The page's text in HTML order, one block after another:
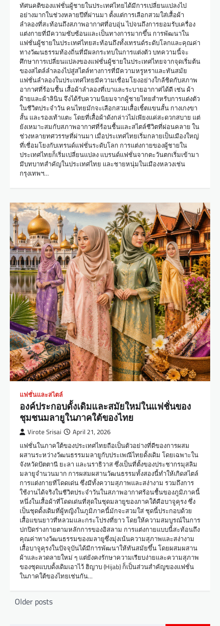
ทัศนคติของแฟชั่นผู้ชายในประเทศไทยได้มีการเปลี่ยนแปลงไป
อย่างมากในช่วงหลายปีที่ผ่านมา ตั้งแต่การเลือกสวมใส่เสื้อผ้า
ลำลองที่สะท้อนถึงสภาพอากาศที่อบอุ่น ไปจนถึงการยอมรับเครื่อง
แต่งกายที่มีความซับซ้อนและเป็นทางการมากขึ้น การพัฒนาใน
แฟชั่นผู้ชายในประเทศไทยสะท้อนถึงทั้งเทรนด์ระดับโลกและคุณค่า
ทางวัฒนธรรมท้องถิ่นที่มีผลกระทบในการแต่งตัว บทความนี้จะ
ศึกษาการเปลี่ยนแปลงของแฟชั่นผู้ชายในประเทศไทยจากจุดเริ่มต้น
ของสไตล์ลำลองไปสู่สไตล์ทางการที่มีความหรูหราและทันสมัย
แฟชั่นลำลองในประเทศไทยมีความเชื่อมโยงอย่างใกล้ชิดกับสภาพ
อากาศที่ร้อนชื้น เสื้อผ้าลำลองที่เบาและระบายอากาศได้ดี เช่น ผ้า
ฝ้ายและผ้าลินิน จึงได้รับความนิยมจากผู้ชายไทยสำหรับการแต่งตัว
ในชีวิตประจำวัน คนไทยมักจะเลือกสวมเสื้อเชิ้ตแขนสั้น กางเกงขา
สั้น และรองเท้าแตะ โดยที่เสื้อผ้าดังกล่าวไม่เพียงแค่สะดวกสบาย แต่
ยังเหมาะสมกับสภาพอากาศที่ร้อนชื้นและสไตล์ชีวิตที่ผ่อนคลาย ใน
ช่วงหลายทศวรรษที่ผ่านมา เมื่อประเทศไทยเริ่มกลายเป็นเมืองใหญ่
ที่เชื่อมโยงกับเทรนด์แฟชั่นระดับโลก การแต่งกายของผู้ชายใน
ประเทศไทยก็เริ่มเปลี่ยนแปลง แบรนด์แฟชั่นจากตะวันตกเริ่มเข้ามา
มีบทบาทสำคัญในประเทศไทย และชายหนุ่มในเมืองหลวงเช่น
กรุงเทพฯ…
แฟชั่นและสไตล์
องค์ประกอบดั้งเดิมและสมัยใหม่ในแฟชั่นของ
ชุมชนมลายูในภาคใต้ของไทย
Virote Srisai April 21, 2026
แฟชั่นในภาคใต้ของประเทศไทยถือเป็นตัวอย่างที่ดีของการผสม
ผสานระหว่างวัฒนธรรมมลายูกับประเพณีไทยดั้งเดิม โดยเฉพาะใน
จังหวัดปัตตานี ยะลา และนราธิวาส ซึ่งเป็นที่ตั้งของประชากรมุสลิม
มลายูจำนวนมาก การผสมผสานวัฒนธรรมทั้งสองนี้ทำให้เกิดสไตล์
การแต่งกายที่โดดเด่น ซึ่งมีทั้งความสุภาพและสง่างาม รวมถึงการ
ใช้งานได้จริงในชีวิตประจำวันในสภาพอากาศร้อนชื้นของภูมิภาคนี้
หนึ่งในเสื้อผ้าที่โดดเด่นที่สุดในชุดมลายูของภาคใต้คือบาจูคุรง ซึ่ง
เป็นชุดดั้งเดิมที่ผู้หญิงในภูมิภาคนี้มักจะสวมใส่ ชุดนี้ประกอบด้วย
เสื้อแขนยาวที่หลวมและกระโปรงที่ยาว โดยให้ความสมบูรณ์ในการ
ปกปิดร่างกายตามหลักการของอิสลาม การแต่งกายแบบนี้สะท้อนถึง
คุณค่าทางวัฒนธรรมของมลายูซึ่งมุ่งเน้นความสุภาพและสง่างาม
เสื้อบาจูคุรงในปัจจุบันได้มีการพัฒนาให้ทันสมัยขึ้น โดยผสมผสาน
ผ้าและลวดลายใหม่ ๆ แต่ยังคงรักษาความเรียบง่ายและความสุภาพ
ของชุดแบบดั้งเดิมเอาไว้ ฮิญาบ (Hijab) ก็เป็นส่วนสำคัญของแฟชั่น
ในภาคใต้ของไทยเช่นกัน…
Older posts